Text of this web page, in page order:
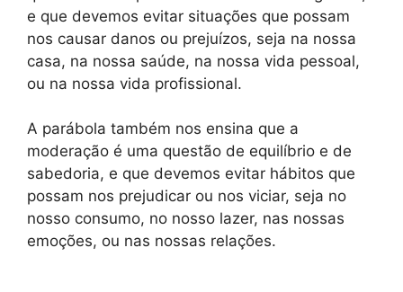
e que devemos evitar situações que possam
nos causar danos ou prejuízos, seja na nossa
casa, na nossa saúde, na nossa vida pessoal,
ou na nossa vida profissional.
A parábola também nos ensina que a
moderação é uma questão de equilíbrio e de
sabedoria, e que devemos evitar hábitos que
possam nos prejudicar ou nos viciar, seja no
nosso consumo, no nosso lazer, nas nossas
emoções, ou nas nossas relações.